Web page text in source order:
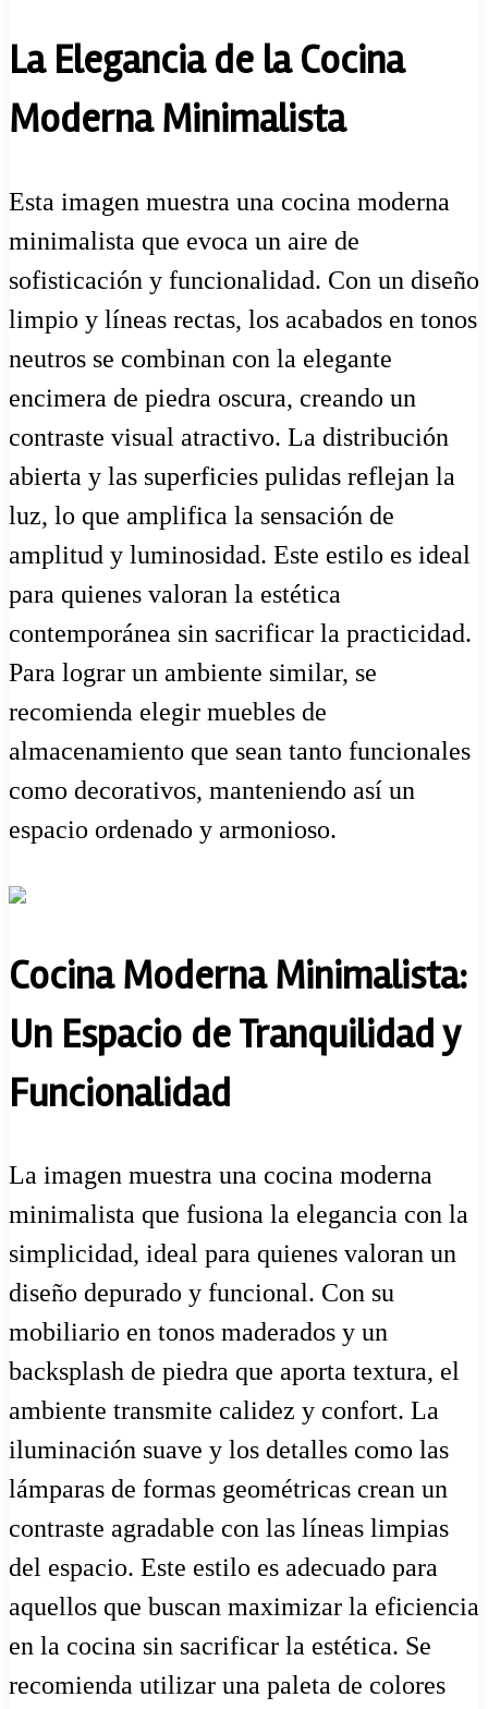
La Elegancia de la Cocina
Moderna Minimalista
Esta imagen muestra una cocina moderna
minimalista que evoca un aire de
sofisticación y funcionalidad. Con un diseño
limpio y líneas rectas, los acabados en tonos
neutros se combinan con la elegante
encimera de piedra oscura, creando un
contraste visual atractivo. La distribución
abierta y las superficies pulidas reflejan la
luz, lo que amplifica la sensación de
amplitud y luminosidad. Este estilo es ideal
para quienes valoran la estética
contemporánea sin sacrificar la practicidad.
Para lograr un ambiente similar, se
recomienda elegir muebles de
almacenamiento que sean tanto funcionales
como decorativos, manteniendo así un
espacio ordenado y armonioso.
Cocina Moderna Minimalista:
Un Espacio de Tranquilidad y
Funcionalidad
La imagen muestra una cocina moderna
minimalista que fusiona la elegancia con la
simplicidad, ideal para quienes valoran un
diseño depurado y funcional. Con su
mobiliario en tonos maderados y un
backsplash de piedra que aporta textura, el
ambiente transmite calidez y confort. La
iluminación suave y los detalles como las
lámparas de formas geométricas crean un
contraste agradable con las líneas limpias
del espacio. Este estilo es adecuado para
aquellos que buscan maximizar la eficiencia
en la cocina sin sacrificar la estética. Se
recomienda utilizar una paleta de colores